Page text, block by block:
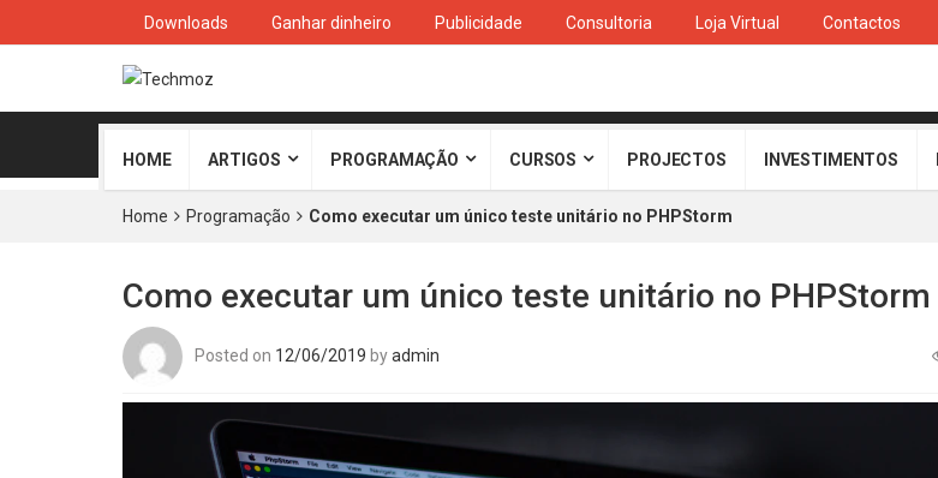
Downloads Ganhar dinheiro Publicidade Consultoria Loja Virtual Contactos
HOME ARTIGOS PROGRAMAÇÃO CURSOS PROJECTOS INVESTIMENTOS
Home Programação Como executar um único teste unitário no PHPStorm
Como executar um único teste unitário no PHPStorm
Posted on 12/06/2019 byadmin